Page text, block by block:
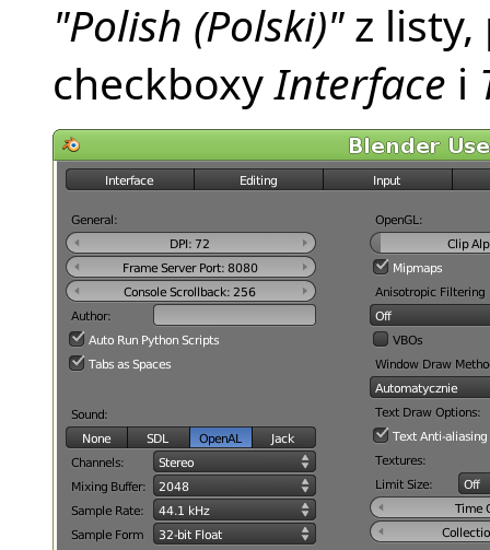
"Polish (Polski)"z listy,
checkboxyInterface i